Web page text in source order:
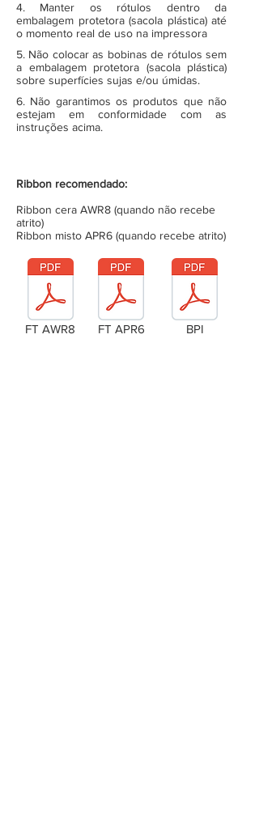
4. Manter os rótulos dentro da
embalagem protetora (sacola plástica) até
o momento real de uso na impressora
5. Não colocar as bobinas de rótulos sem
a embalagem protetora (sacola plástica)
sobre superfícies sujas e/ou úmidas.
6. Não garantimos os produtos que não
estejam em conformidade com as
instruções acima.
Ribbon recomendado:
Ribbon cera AWR8 (quando não recebe
atrito)
Ribbon misto APR6 (quando recebe atrito)
FT AWR8 FT APR6 BPI